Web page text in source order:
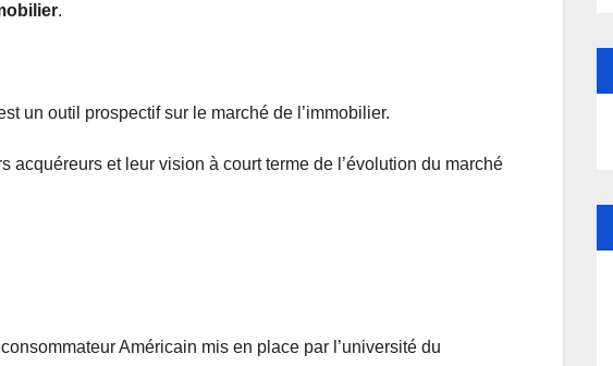
.
un outil prospectif sur le marché de l’immobilier.
acquéreurs et leur vision à court terme de l’évolution du marché
Américain mis en place par l’université du